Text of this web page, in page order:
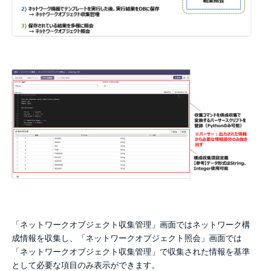
「ネットワークオブジェクト収集管理」画面ではネットワーク構
成情報を収集し、「ネットワークオブジェクト照会」画面では
「ネットワークオブジェクト収集管理」で収集された情報を基準
として必要な項目のみ表示ができます。